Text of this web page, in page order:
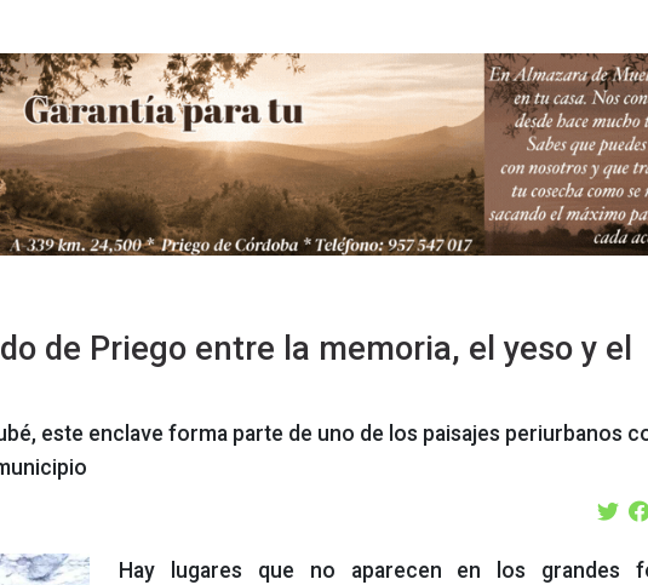
de Priego entre la memoria, el yeso y el
este enclave forma parte de uno de los paisajes periurbanos
Hay lugares que no aparecen en los grandes